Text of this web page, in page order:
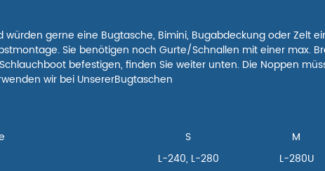
würden gerne eine Bugtasche, Bimini, Bugabdeckung oder Zelt
Sie benötigen noch Gurte/Schnallen mit einer max.
befestigen, finden Sie weiter unten. Die Noppen
wir bei UnsererBugtaschen
S M
L-240, L-280 L-280U